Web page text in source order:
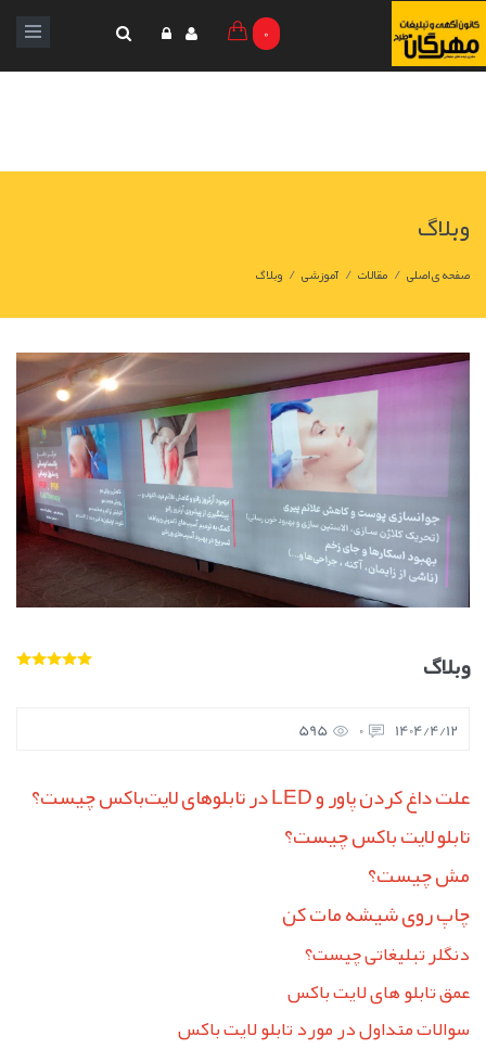
0
وبلاگ
صفحه ی اصلی / مقالات / آموزشی / وبلاگ
وبلاگ
1404/4/12
0
595
علت داغ کردن پاور و LED در تابلوهای لایت‌باکس چیست؟
تابلو لایت باکس چیست؟
مش چیست؟
چاپ روی شیشه مات کن
دنگلر تبلیغاتی چیست؟
عمق تابلو های لایت باکس
سوالات متداول در مورد تابلو لایت باکس